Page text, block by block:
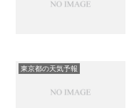
東京都の天気予報